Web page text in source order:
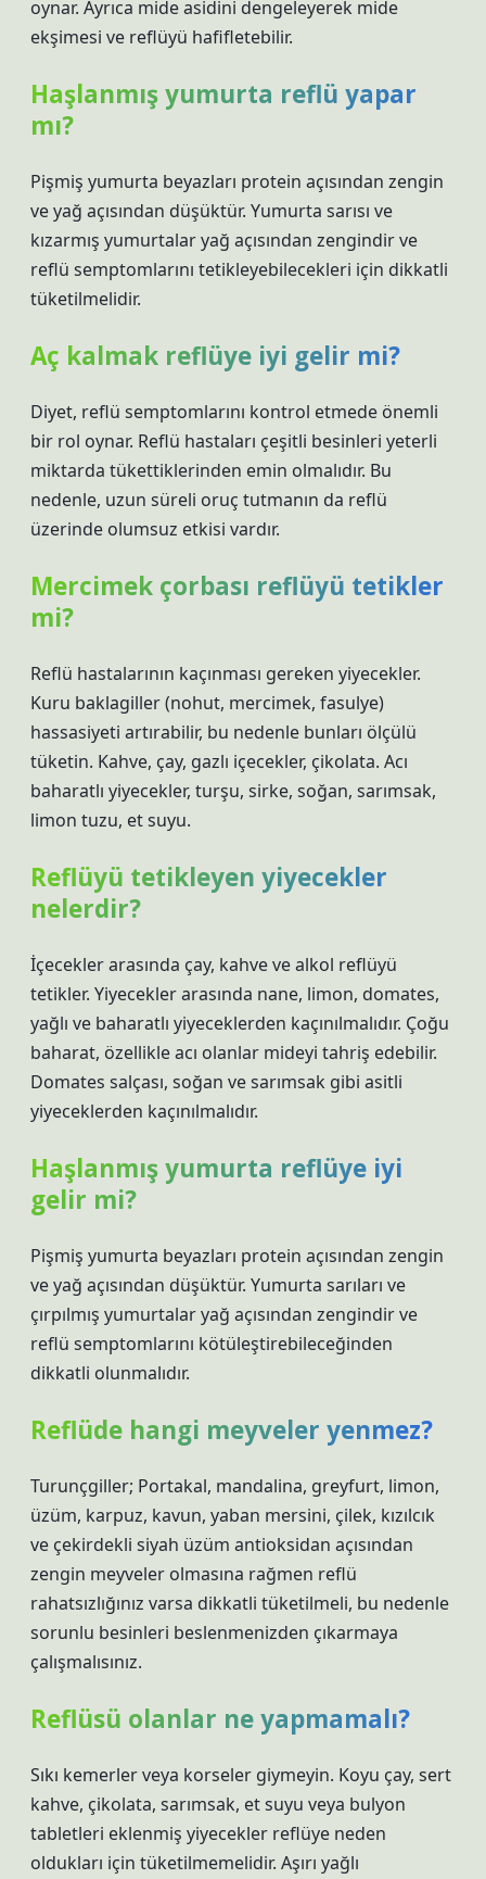
oynar. Ayrıca mide asidini dengeleyerek mide
ekşimesi ve reflüyü hafifletebilir.
Haşlanmış yumurta reflü yapar
mı?
Pişmiş yumurta beyazları protein açısından zengin
ve yağ açısından düşüktür. Yumurta sarısı ve
kızarmış yumurtalar yağ açısından zengindir ve
reflü semptomlarını tetikleyebilecekleri için dikkatli
tüketilmelidir.
Aç kalmak reflüye iyi gelir mi?
Diyet, reflü semptomlarını kontrol etmede önemli
bir rol oynar. Reflü hastaları çeşitli besinleri yeterli
miktarda tükettiklerinden emin olmalıdır. Bu
nedenle, uzun süreli oruç tutmanın da reflü
üzerinde olumsuz etkisi vardır.
Mercimek çorbası reflüyü tetikler
mi?
Reflü hastalarının kaçınması gereken yiyecekler.
Kuru baklagiller (nohut, mercimek, fasulye)
hassasiyeti artırabilir, bu nedenle bunları ölçülü
tüketin. Kahve, çay, gazlı içecekler, çikolata. Acı
baharatlı yiyecekler, turşu, sirke, soğan, sarımsak,
limon tuzu, et suyu.
Reflüyü tetikleyen yiyecekler
nelerdir?
İçecekler arasında çay, kahve ve alkol reflüyü
tetikler. Yiyecekler arasında nane, limon, domates,
yağlı ve baharatlı yiyeceklerden kaçınılmalıdır. Çoğu
baharat, özellikle acı olanlar mideyi tahriş edebilir.
Domates salçası, soğan ve sarımsak gibi asitli
yiyeceklerden kaçınılmalıdır.
Haşlanmış yumurta reflüye iyi
gelir mi?
Pişmiş yumurta beyazları protein açısından zengin
ve yağ açısından düşüktür. Yumurta sarıları ve
çırpılmış yumurtalar yağ açısından zengindir ve
reflü semptomlarını kötüleştirebileceğinden
dikkatli olunmalıdır.
Reflüde hangi meyveler yenmez?
Turunçgiller; Portakal, mandalina, greyfurt, limon,
üzüm, karpuz, kavun, yaban mersini, çilek, kızılcık
ve çekirdekli siyah üzüm antioksidan açısından
zengin meyveler olmasına rağmen reflü
rahatsızlığınız varsa dikkatli tüketilmeli, bu nedenle
sorunlu besinleri beslenmenizden çıkarmaya
çalışmalısınız.
Reflüsü olanlar ne yapmamalı?
Sıkı kemerler veya korseler giymeyin. Koyu çay, sert
kahve, çikolata, sarımsak, et suyu veya bulyon
tabletleri eklenmiş yiyecekler reflüye neden
oldukları için tüketilmemelidir. Aşırı yağlı